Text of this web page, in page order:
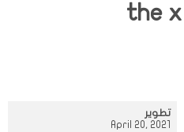
تطوير
April 20, 2021